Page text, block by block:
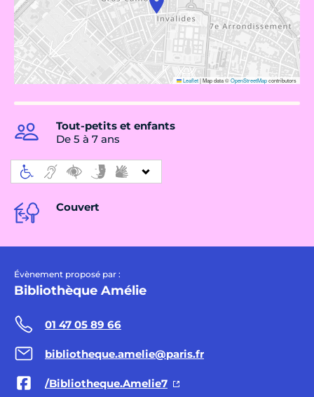
Leaflet|Map data ©OpenStreetMapcontributors
Tout-petits et enfants
De 5 à 7 ans
Couvert
Évènement proposé par :
Bibliothèque Amélie
01 47 05 89 66
bibliotheque.amelie@paris.fr
/Bibliotheque.Amelie7